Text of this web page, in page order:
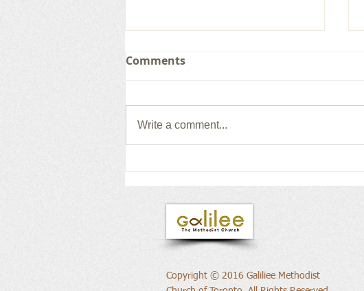
새로운 권위의 삶으로
Comments
Write a comment...
Copyright © 2016 Galiliee Methodist